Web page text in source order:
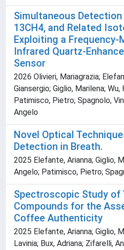
Simultaneous Detection
13CH4, and Related
Exploiting a
Infrared Quartz-
Sensor
2026 Olivieri, Mariagrazia;
Giansergio; Giglio, Marilena;
Patimisco, Pietro; Spagnolo,
Angelo
Novel Optical
Detection in Breath.
2025 Elefante, Arianna; Giglio,
Angelo; Patimisco, Pietro;
Spectroscopic Study of
Compounds for the
Coffee Authenticity
2025 Elefante, Arianna; Giglio,
Lavinia; Bux, Adriana; Zifarelli,